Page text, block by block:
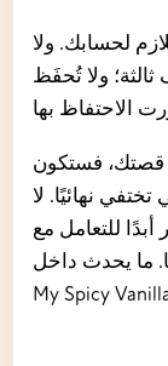
لحسابك. ولا
ولا تُحفَظ
قصتك، فستكون
نهائيًا. لا
للتعامل مع
ما يحدث داخل